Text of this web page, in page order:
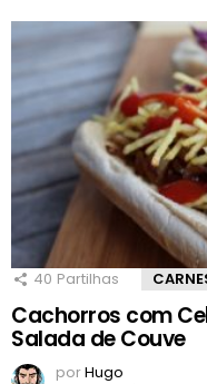
40 Partilhas
Cachorros com
Salada de Couve
porHugo